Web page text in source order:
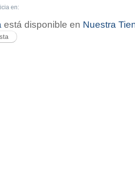
en:
está disponible en Nuestra